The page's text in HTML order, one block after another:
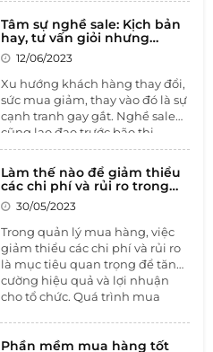
đa tiềm năng của email
marketing, việc chọn đúng
quan trọng. 1BOSS CRM
không chỉ đơn giản hóa quá
trình tạo và quản lý chiến
dịch email marketing, mà
còn giúp tối ưu hóa hiệu
quả tiếp cận khách hàng.
Tâm sự nghề sale: Kịch bản
hay, tư vấn giỏi nhưng
chẳng ra đơn
12/06/2023
Xu hướng khách hàng thay đổi,
sức mua giảm, thay vào đó là sự
cạnh tranh gay gắt. Nghề sale
cũng lao đao trước bão thị
trường khủng hoảng. Thay vì
chỉ ngồi ở văn phòng vẽ ra
những viễn cảnh đẹp đẽ về thị
trường, lên kịch bản hay và tập
tư vấn tốt, thì các sale nên siêng
năng “vi hành” để nắm được
nhu cầu khách hàng trong giai
đoạn hiện tại, từ đó lên chiến
lược phù hợp. Vậy làm sao để
sale sáng tạo hơn trong việc
đoạn khủng hoảng, hãy cùng
1BOSS tìm hiểu qua bài viết sau
Làm thế nào để giảm thiểu
các chi phí và rủi ro trong
quản lý mua hàng
30/05/2023
Trong quản lý mua hàng, việc
giảm thiểu các chi phí và rủi ro
là mục tiêu quan trọng để tăng
cường hiệu quả và lợi nhuận
cho tổ chức. Quá trình mua
bao gồm quản lý nguồn cung,
Phần mềm mua hàng tốt